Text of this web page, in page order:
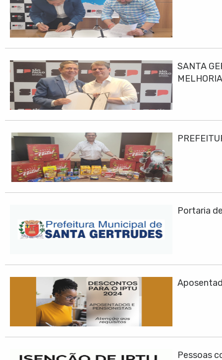
SANTA
Portaria
Pessoas